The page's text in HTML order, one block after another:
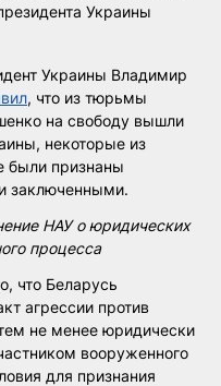
Украины
Украины Владимир
, что из тюрьмы
на свободу вышли
некоторые из
были признаны
заключенными.
НАУ о юридических
процесса
что Беларусь
агрессии против
не менее юридически
вооруженного
для признания